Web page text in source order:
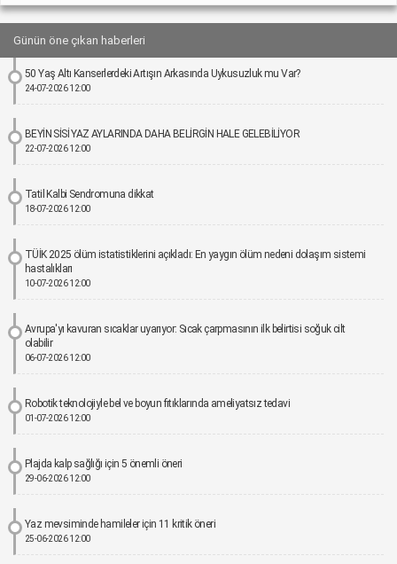
Günün öne çıkan haberleri
50 Yaş Altı Kanserlerdeki Artışın Arkasında Uykusuzluk mu Var?
24-07-2026 12:00
BEYİN SİSİ YAZ AYLARINDA DAHA BELİRGİN HALE GELEBİLİYOR
22-07-2026 12:00
Tatil Kalbi Sendromuna dikkat
18-07-2026 12:00
TÜİK 2025 ölüm istatistiklerini açıkladı: En yaygın ölüm nedeni dolaşım sistemi
hastalıkları
10-07-2026 12:00
Avrupa'yı kavuran sıcaklar uyarıyor: Sıcak çarpmasının ilk belirtisi soğuk cilt
olabilir
06-07-2026 12:00
Robotik teknolojiyle bel ve boyun fıtıklarında ameliyatsız tedavi
01-07-2026 12:00
Plajda kalp sağlığı için 5 önemli öneri
29-06-2026 12:00
Yaz mevsiminde hamileler için 11 kritik öneri
25-06-2026 12:00